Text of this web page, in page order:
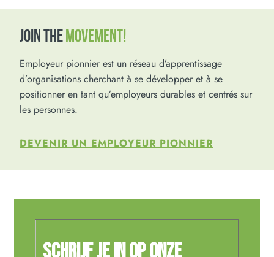
JOIN THEMOVEMENT!
Employeur pionnier est un réseau d’apprentissage
d’organisations cherchant à se développer et à se
positionner en tant qu’employeurs durables et centrés sur
les personnes.
DEVENIR UN EMPLOYEUR PIONNIER